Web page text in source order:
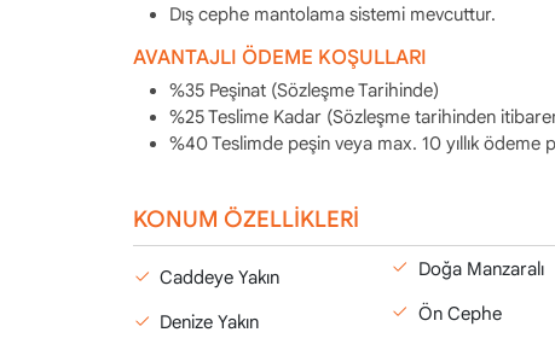
Dış cephe mantolama sistemi mevcuttur.
AVANTAJLI ÖDEME KOŞULLARI
%35 Peşinat (Sözleşme Tarihinde)
%25 Teslime Kadar (Sözleşme tarihinden
%40 Teslimde peşin veya max. 10 yıllık ödeme
KONUM ÖZELLİKLERİ
Caddeye Yakın
Denize Yakın
Doğa Manzaralı
Ön Cephe